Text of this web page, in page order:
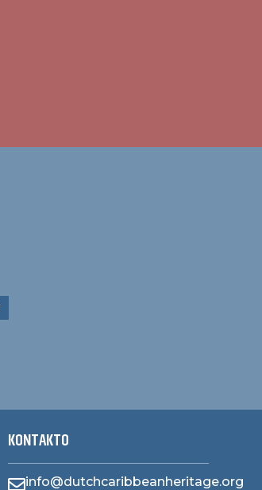
KONTAKTO
info@dutchcaribbeanheritage.org